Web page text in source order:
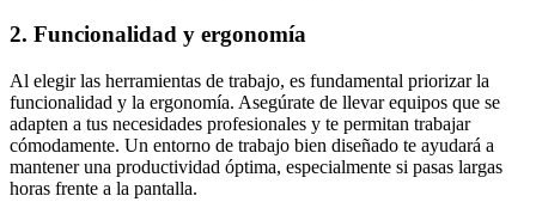
2. Funcionalidad y ergonomía
Al elegir las herramientas de trabajo, es fundamental priorizar la
funcionalidad y la ergonomía. Asegúrate de llevar equipos que se
adapten a tus necesidades profesionales y te permitan trabajar
cómodamente. Un entorno de trabajo bien diseñado te ayudará a
mantener una productividad óptima, especialmente si pasas largas
horas frente a la pantalla.